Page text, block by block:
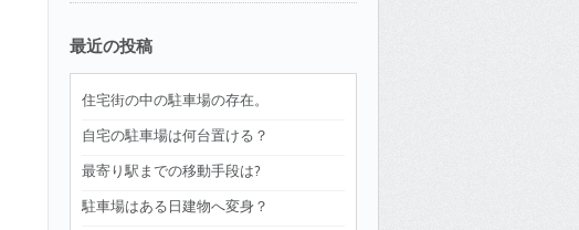
最近の投稿
住宅街の中の駐車場の存在。
自宅の駐車場は何台置ける？
最寄り駅までの移動手段は?
駐車場はある日建物へ変身？